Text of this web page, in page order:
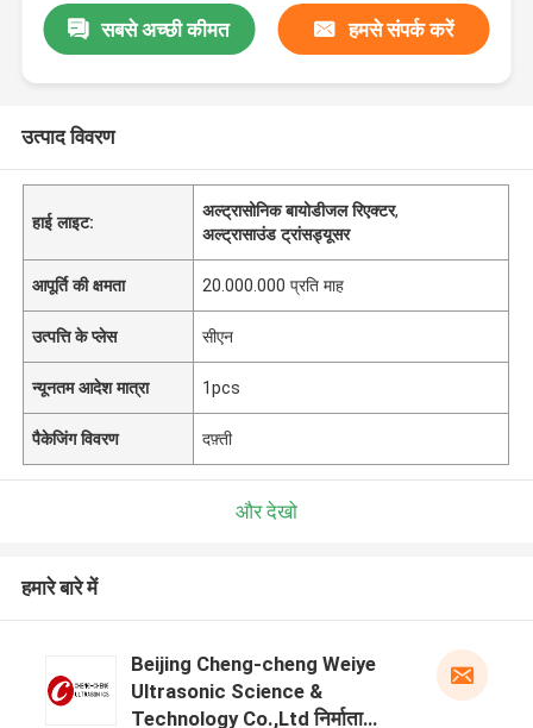
सबसे अच्छी कीमत हमसे संपर्क करें
उत्पाद विवरण
हाई लाइट:
अल्ट्रासोनिक बायोडीजल रिएक्टर,
अल्ट्रासाउंड ट्रांसड्यूसर
आपूर्ति की क्षमता 20.000.000 प्रति माह
उत्पत्ति के प्लेस सीएन
न्यूनतम आदेश मात्रा 1pcs
पैकेजिंग विवरण दफ़्ती
और देखो
हमारे बारे में
Beijing Cheng-cheng Weiye
Ultrasonic Science &
Technology Co.,Ltd निर्माता